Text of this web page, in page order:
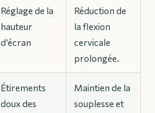
Réglage de la
hauteur
d’écran
Réduction de
la flexion
cervicale
prolongée.
Étirements
doux des
Maintien de la
souplesse et